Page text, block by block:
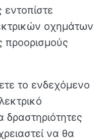
οχημάτων
προορισμούς
το ενδεχόμενο
δραστηριότητες
να θα